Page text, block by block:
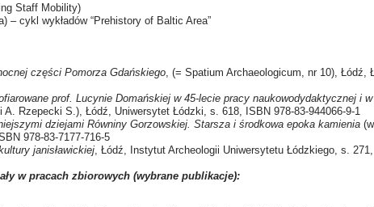
Staff Mobility)
– cykl wykładów “Prehistory of Baltic Area”
części Pomorza Gdańskiego , (= Spatium Archaeologicum, nr 10), Łódź,
prof. Lucynie Domańskiej w 45-lecie pracy naukowodydaktycznej i
Rzepecki S.), Łódź, Uniwersytet Łódzki, s. 618, ISBN 978-83-944066-9-1
dziejami Równiny Gorzowskiej. Starsza i środkowa epoka kamienia
978-83-7177-716-5
janisławickiej , Łódź, Instytut Archeologii Uniwersytetu Łódzkiego, s.
w pracach zbiorowych (wybrane publikacje):